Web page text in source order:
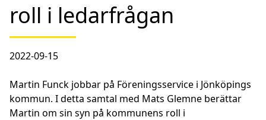
roll i ledarfrågan
2022-09-15
Martin Funck jobbar på Föreningsservice i Jönköpings
kommun. I detta samtal med Mats Glemne berättar
Martin om sin syn på kommunens roll i